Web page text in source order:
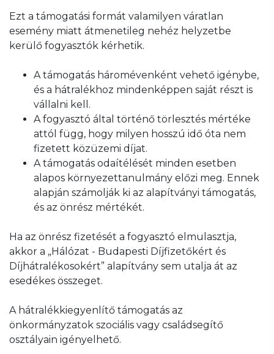
Ezt a támogatási formát valamilyen váratlan
esemény miatt átmenetileg nehéz helyzetbe
kerülő fogyasztók kérhetik.
A támogatás háromévenként vehető igénybe,
és a hátralékhoz mindenképpen saját részt is
vállalni kell.
A fogyasztó által történő törlesztés mértéke
attól függ, hogy milyen hosszú idő óta nem
fizetett közüzemi díjat.
A támogatás odaítélését minden esetben
alapos környezettanulmány előzi meg. Ennek
alapján számolják ki az alapítványi támogatás,
és az önrész mértékét.
Ha az önrész fizetését a fogyasztó elmulasztja,
akkor a „Hálózat - Budapesti Díjfizetőkért és
Díjhátralékosokért” alapítvány sem utalja át az
esedékes összeget.
A hátralékkiegyenlítő támogatás az
önkormányzatok szociális vagy családsegítő
osztályain igényelhető.